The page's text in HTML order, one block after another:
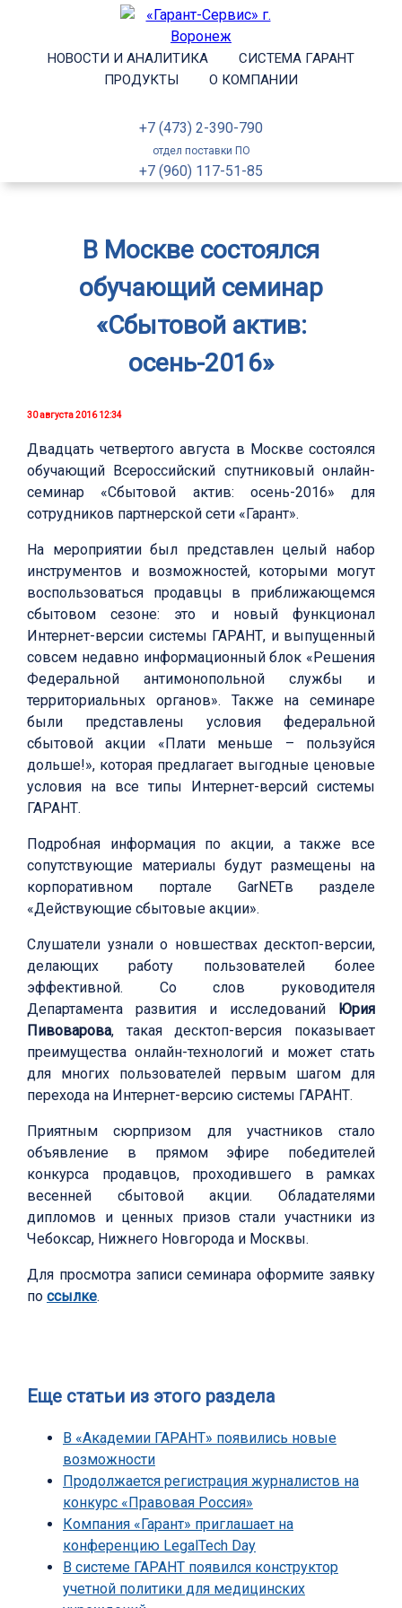
НОВОСТИ И АНАЛИТИКА
СИСТЕМА ГАРАНТ
ПРОДУКТЫ
О КОМПАНИИ
+7 (473) 2-390-790
отдел поставки ПО
+7 (960) 117-51-85
В Москве состоялся
обучающий семинар
«Сбытовой актив:
осень-2016»
30 августа 2016 12:34
Двадцать четвертого августа в Москве состоялся
обучающий Всероссийский спутниковый онлайн-
семинар «Сбытовой актив: осень-2016» для
сотрудников партнерской сети «Гарант».
На мероприятии был представлен целый набор
инструментов и возможностей, которыми могут
воспользоваться продавцы в приближающемся
сбытовом сезоне: это и новый функционал
Интернет-версии системы ГАРАНТ, и выпущенный
совсем недавно информационный блок «Решения
Федеральной антимонопольной службы и
территориальных органов». Также на семинаре
были представлены условия федеральной
сбытовой акции «Плати меньше – пользуйся
дольше!», которая предлагает выгодные ценовые
условия на все типы Интернет-версий системы
ГАРАНТ.
Подробная информация по акции, а также все
сопутствующие материалы будут размещены на
корпоративном портале GarNETв разделе
«Действующие сбытовые акции».
Слушатели узнали о новшествах десктоп-версии,
делающих работу пользователей более
эффективной. Со слов руководителя
Департамента развития и исследований
Юрия
Пивоварова, такая десктоп-версия показывает
преимущества онлайн-технологий и может стать
для многих пользователей первым шагом для
перехода на Интернет-версию системы ГАРАНТ.
Приятным сюрпризом для участников стало
объявление в прямом эфире победителей
конкурса продавцов, проходившего в рамках
весенней сбытовой акции. Обладателями
дипломов и ценных призов стали участники из
Чебоксар, Нижнего Новгорода и Москвы.
Для просмотра записи семинара оформите заявку
по ссылке.
Еще статьи из этого раздела
В «Академии ГАРАНТ» появились новые
возможности
Продолжается регистрация журналистов на
конкурс «Правовая Россия»
Компания «Гарант» приглашает на
конференцию LegalTech Day
В системе ГАРАНТ появился конструктор
учетной политики для медицинских